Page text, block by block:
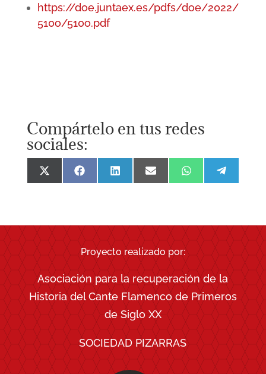
https://doe.juntaex.es/pdfs/doe/2022/
510o/510o.pdf
Compártelo en tus redes
sociales:
Compartir
en
Compartir
en
Compartir
en
Compartir
en
Compartir
en
en
Proyecto realizado por:
Asociación para la recuperación de la
Historia del Cante Flamenco de Primeros
de Siglo XX
SOCIEDAD PIZARRAS